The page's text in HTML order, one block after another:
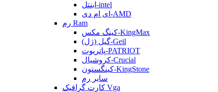
اینتل-intel
ای ام دی-AMD
رم Ram
کینگ مکس-KingMax
گیل (ژل)-Geil
پاتریوت-PATRIOT
کروشیال-Crucial
کینگستون-KingStone
سایر رم
کارت گرافیک Vga